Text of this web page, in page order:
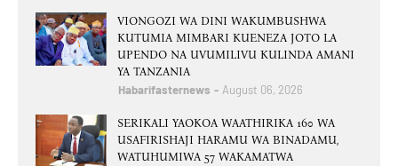
VIONGOZI WA DINI WAKUMBUSHWA
KUTUMIA MIMBARI KUENEZA JOTO LA
UPENDO NA UVUMILIVU KULINDA AMANI
YA TANZANIA
Habarifasternews August 06, 2026
SERIKALI YAOKOA WAATHIRIKA 160 WA
USAFIRISHAJI HARAMU WA BINADAMU,
WATUHUMIWA 57 WAKAMATWA